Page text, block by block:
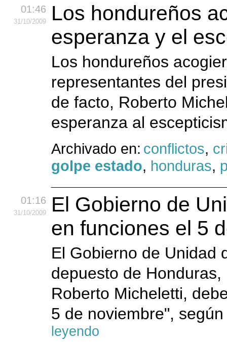
01:46
31/10/2009
Los hondureños
esperanza y el
Los hondureños
representantes del
de facto, Roberto
esperanza al
Archivado en: conflictos,
golpe estado, honduras,
01:16
31/10/2009
El Gobierno de
en funciones el 5
El Gobierno de Unidad
depuesto de
Roberto Micheletti,
5 de noviembre",
leyendo